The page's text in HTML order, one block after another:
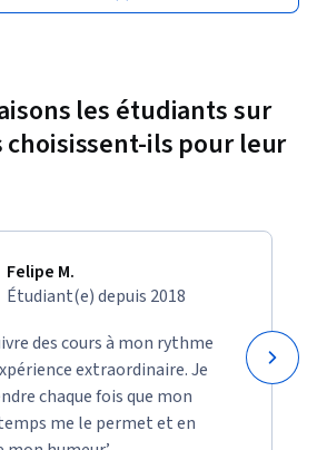
les étudiants sur
choisissent-ils pour leur
Felipe M.
Étudiant(e) depuis 2018
des cours à mon rythme
extraordinaire. Je
chaque fois que mon
me le permet et en